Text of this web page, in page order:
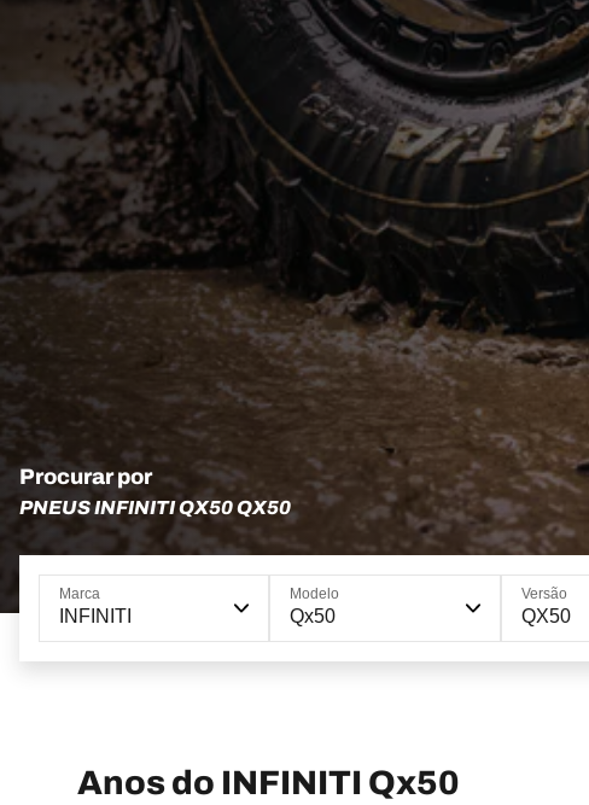
Procurar por
PNEUS INFINITI QX50 QX50
Marca
INFINITI
Modelo
Qx50
Versão
QX50
Anos do INFINITI Qx50